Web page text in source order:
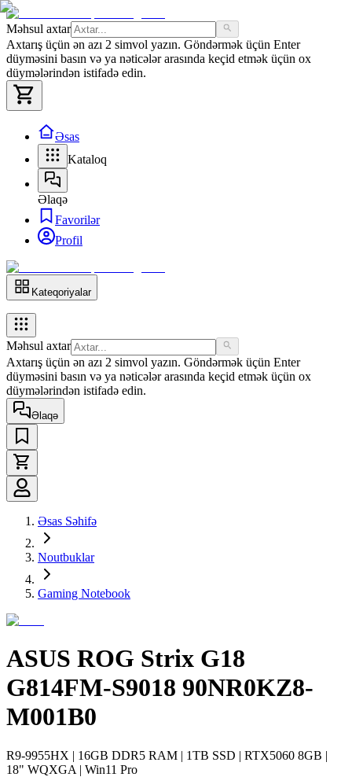
Məhsul axtar
Axtarış üçün ən azı 2 simvol yazın. Göndərmək üçün Enter
düyməsini basın və ya nəticələr arasında keçid etmək üçün ox
düymələrindən istifadə edin.
Əsas
Kataloq
Əlaqə
Favorilər
Profil
Kateqoriyalar
Məhsul axtar
Axtarış üçün ən azı 2 simvol yazın. Göndərmək üçün Enter
düyməsini basın və ya nəticələr arasında keçid etmək üçün ox
düymələrindən istifadə edin.
Əlaqə
Əsas Səhifə
Noutbuklar
Gaming Notebook
ASUS ROG Strix G18
G814FM-S9018 90NR0KZ8-
M001B0
R9-9955HX | 16GB DDR5 RAM | 1TB SSD | RTX5060 8GB |
18" WQXGA | Win11 Pro